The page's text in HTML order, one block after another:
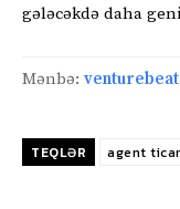
gələcəkdə daha
Mənbə:
TEQLƏR agent